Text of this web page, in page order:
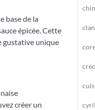
base de la
épicée. Cette
gustative unique
créer un